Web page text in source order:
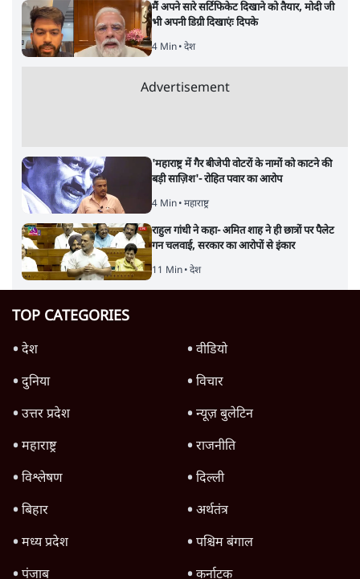
मैं अपने सारे सर्टिफिकेट दिखाने को तैयार, मोदी जी
भी अपनी डिग्री दिखाएंः दिपके
4 Min• देश
Advertisement
'महाराष्ट्र में गैर बीजेपी वोटरों के नामों को काटने की
बड़ी साज़िश'- रोहित पवार का आरोप
4 Min• महाराष्ट्र
राहुल गांधी ने कहा- अमित शाह ने ही छात्रों पर पैलेट
गन चलवाई, सरकार का आरोपों से इंकार
11 Min• देश
TOP CATEGORIES
देश
वीडियो
दुनिया
विचार
उत्तर प्रदेश
न्यूज़ बुलेटिन
महाराष्ट्र
राजनीति
विश्लेषण
दिल्ली
बिहार
अर्थतंत्र
मध्य प्रदेश
पश्चिम बंगाल